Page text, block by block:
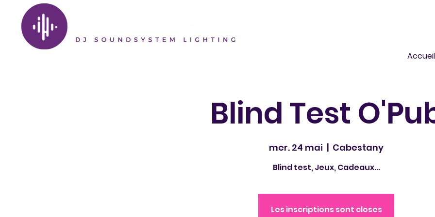
Accueil
Blind Test
mer. 24 mai
  |
Cabestany
Blind test, Jeux, Cadeaux...
Les inscriptions sont closes